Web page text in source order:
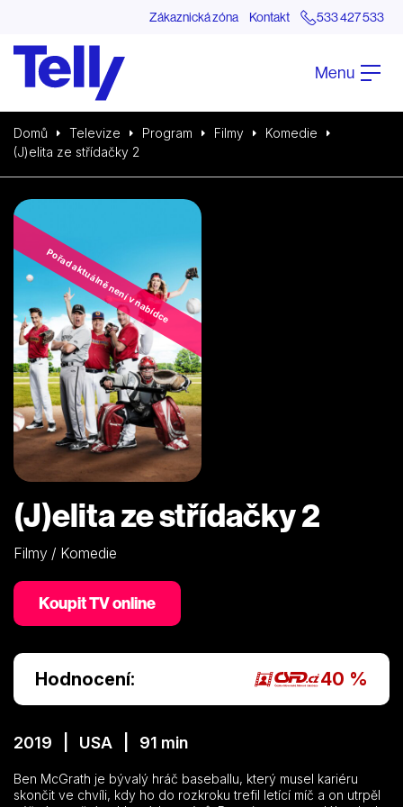
Zákaznická zóna Kontakt 533 427 533
Menu
Domů Televize Program Filmy
Komedie
(J)elita ze střídačky 2
Pořad aktuálně není v nabídce
(J)elita ze střídačky 2
Filmy / Komedie
Koupit TV online
Hodnocení: 40 %
2019 | USA | 91 min
Ben McGrath je bývalý hráč baseballu, který musel kariéru
skončit ve chvíli, kdy ho do rozkroku trefil letící míč a on utrpěl